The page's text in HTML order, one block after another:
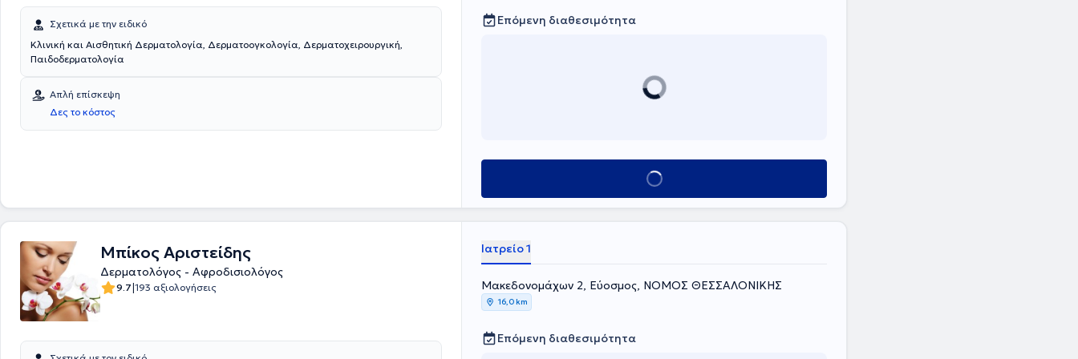
Σχετικά με την ειδικό
Κλινική και Αισθητική Δερματολογία, Δερματοογκολογία, Δερματοχειρουργική,
Παιδοδερματολογία
Απλή επίσκεψη
Δες το κόστος
Επόμενη διαθεσιμότητα
Κλείσε ραντεβού
Μπίκος Αριστείδης
Δερματολόγος - Αφροδισιολόγος
9.7|193 αξιολογήσεις
Ιατρείο 1
Μακεδονομάχων 2, Εύοσμος, ΝΟΜΟΣ ΘΕΣΣΑΛΟΝΙΚΗΣ
16,0 km
Επόμενη διαθεσιμότητα